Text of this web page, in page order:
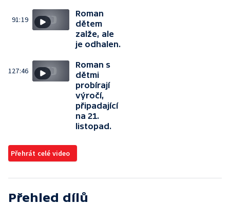
91:19
Roman
dětem
zalže, ale
je odhalen.
127:46
Roman s
dětmi
probírají
výročí,
připadající
na 21.
listopad.
Přehrát celé video
Přehled dílů